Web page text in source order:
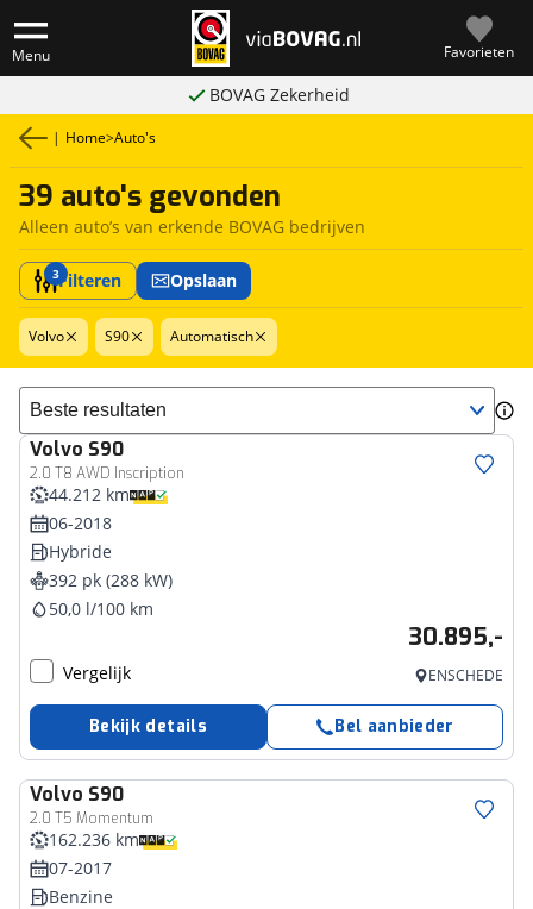
Menu Favorieten
BOVAG Zekerheid
| Home>Auto's
39 auto's gevonden
Alleen auto’s van erkende BOVAG bedrijven
3Filteren Opslaan
Volvo S90 Automatisch
Sorteer resultaten
Volvo S90
2.0 T8 AWD Inscription
44.212 km
06-2018
Hybride
392 pk (288 kW)
50,0 l/100 km
30.895,-
Vergelijk ENSCHEDE
Bekijk details Bel aanbieder
Volvo S90
2.0 T5 Momentum
162.236 km
07-2017
Benzine